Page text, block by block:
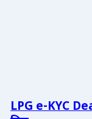
LPG e-KYC